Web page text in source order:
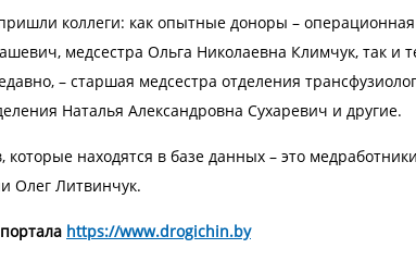
коллеги: как опытные доноры – операционная
медсестра Ольга Николаевна Климчук, так и
– старшая медсестра отделения
Наталья Александровна Сухаревич и другие.
которые находятся в базе данных – это
Олег Литвинчук.
https://www.drogichin.by